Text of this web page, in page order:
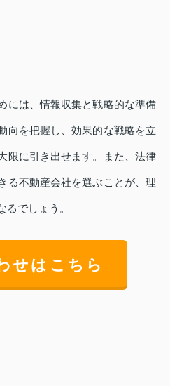
には、情報収集と戦略的な準備
向を把握し、効果的な戦略を立
限に引き出せます。また、法律
る不動産会社を選ぶことが、理
でしょう。
せはこちら